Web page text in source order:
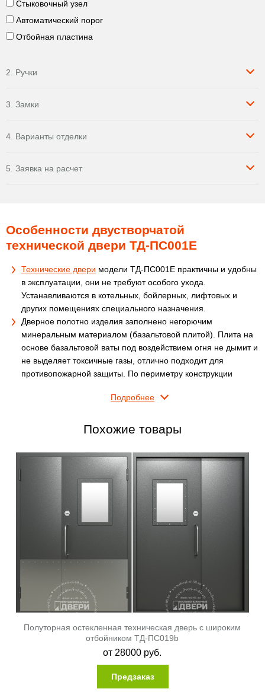
Стыковочный узел
Автоматический порог
Отбойная пластина
2. Ручки
3. Замки
4. Варианты отделки
5. Заявка на расчет
Особенности двустворчатой
технической двери ТД-ПС001E
Технические двери модели ТД-ПС001E практичны и удобны
в эксплуатации, они не требуют особого ухода.
Устанавливаются в котельных, бойлерных, лифтовых и
других помещениях специального назначения.
Дверное полотно изделия заполнено негорючим
минеральным материалом (базальтовой плитой). Плита на
основе базальтовой ваты под воздействием огня не дымит и
не выделяет токсичные газы, отлично подходит для
противопожарной защиты. По периметру конструкции
Внешнее полотно изготовлено из двух стальных листов
усиливает полотно технической двери. Ребра жесткости
исключают возможность отгибания полотна с внешней
стороны. В базовую комплектацию изделия входит замок
«Nemef», металлическая ручка и петли на закрытых
Входной двустворчатый блок оборудован противопожарным
(По нормам противопожарной безопасности площадь
остекления не должна превышать 25% общей площади
Вентиляционная решетка
обеспечивает естественную
вентиляцию воздуха в помещении, что значительно
уменьшает уровень влажности. Она устанавливается в
нижней части дверного полотна. Дверное полотно и
решетка на выбор Заказчика покрываются нитроэмалью или
Подробнее
Похожие товары
Полуторная остекленная техническая дверь с широким
отбойником ТД-ПС019b
от 28000 руб.
Предзаказ